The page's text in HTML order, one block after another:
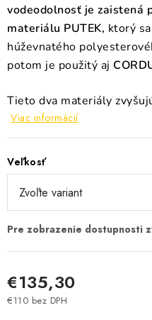
vodeodolnosť je zaistená
materiálu PUTEK, ktorý
húževnatého
potom je použitý aj
Tieto dva materiály
Viac informácií
Veľkosť
€135,30
€110 bez DPH